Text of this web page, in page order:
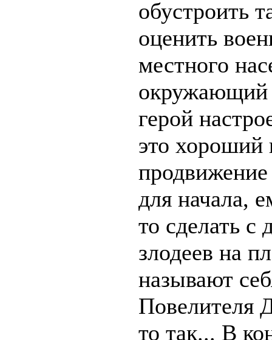
обустроить
оценить
местного
герой
это хороший
для начала,
то сделать с
злодеев на
называют
Повелителя
то так... В